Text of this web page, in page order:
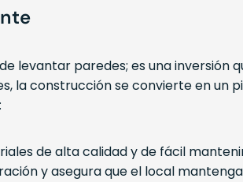
levantar paredes; es una inversión
la construcción se convierte en un
de alta calidad y de fácil
y asegura que el local